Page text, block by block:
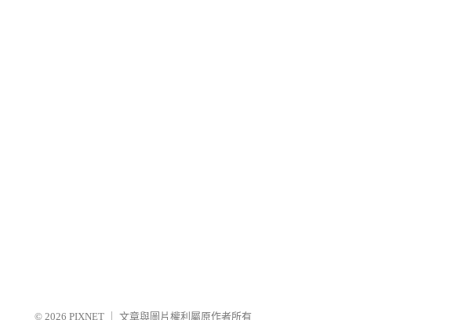
© 2026 PIXNET 文章與圖片權利屬原作者所有